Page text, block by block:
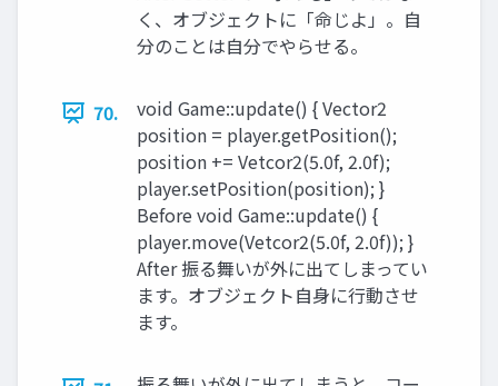
く、オブジェクトに「命じよ」。自
分のことは自分でやらせる。
70.
void Game::update() { Vector2
position = player.getPosition();
position += Vetcor2(5.0f, 2.0f);
player.setPosition(position); }
Before void Game::update() {
player.move(Vetcor2(5.0f, 2.0f)); }
After 振る舞いが外に出てしまってい
ます。オブジェクト自身に行動させ
ます。